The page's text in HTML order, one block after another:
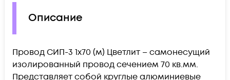
Описание
Провод СИП-3 1х70 (м) Цветлит – самонесущий
изолированный провод сечением 70 кв.мм.
Представляет собой круглые алюминиевые